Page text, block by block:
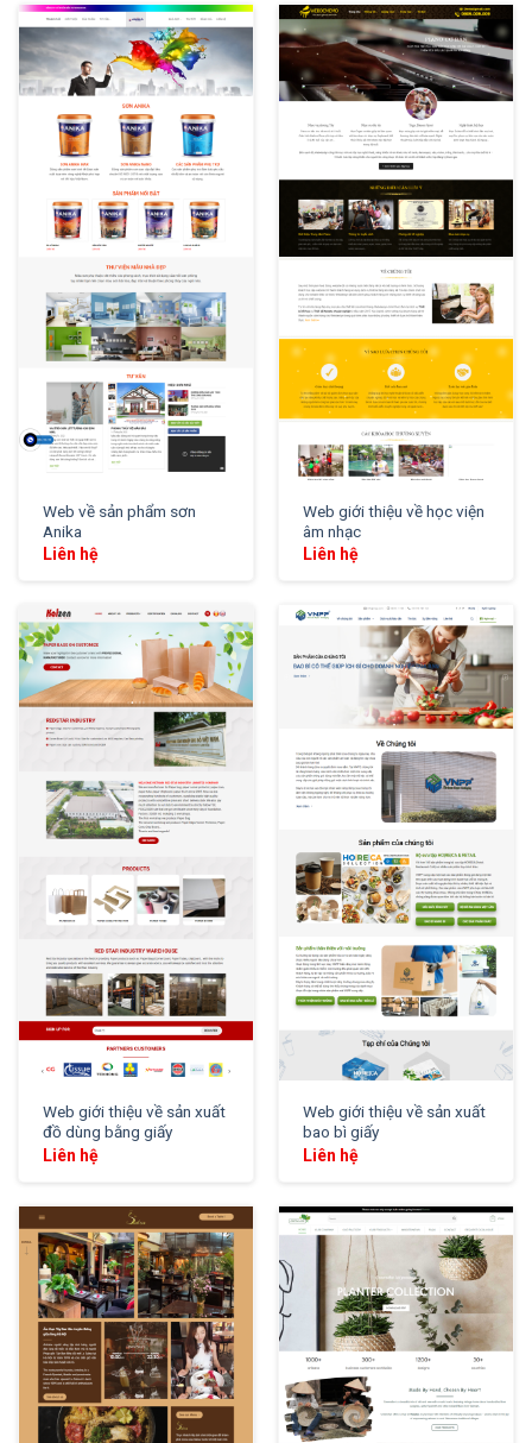
Web về sản phẩm sơn
Anika
Liên hệ
XEM THỬ
Web giới thiệu về học viện
âm nhạc
Liên hệ
XEM THỬ
Web giới thiệu về sản xuất
đồ dùng bằng giấy
Liên hệ
XEM THỬ
Web giới thiệu về sản xuất
bao bì giấy
Liên hệ
XEM THỬ